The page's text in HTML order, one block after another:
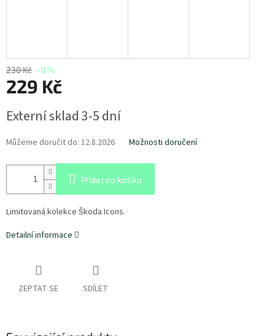
230 Kč –0 %
229 Kč
cena:
Externí sklad 3-5 dní
Můžeme doručit do: 12.8.2026 Možnosti doručení
Přidat do košíku
Limitovaná kolekce Škoda Icons.
Detailní informace
ZEPTAT SE SDÍLET